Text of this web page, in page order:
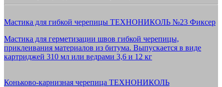
Мастика для гибкой черепицы ТЕХНОНИКОЛЬ №23 Фиксер
Мастика для герметизации швов гибкой черепицы,
приклеивания материалов из битума. Выпускается в виде
картриджей 310 мл или ведрами 3,6 и 12 кг
Коньково-карнизная черепица ТЕХНОНИКОЛЬ